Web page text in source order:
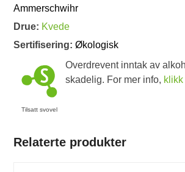
Ammerschwihr
Drue: Kvede
Sertifisering:Økologisk
Tilsatt svovel
Overdrevent inntak av
skadelig. For mer info, klikk
Relaterte produkter